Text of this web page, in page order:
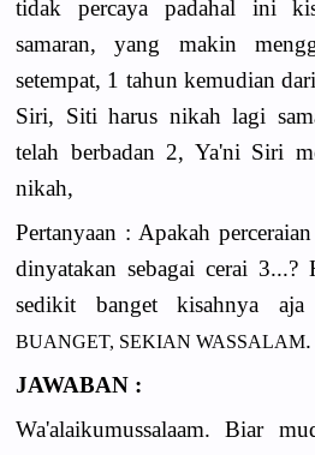
tidak percaya padahal ini
samaran, yang makin
setempat, 1 tahun kemudian
Siri, Siti harus nikah lagi
telah berbadan 2, Ya'ni Siri
nikah,
Pertanyaan : Apakah
dinyatakan sebagai cerai 3...?
sedikit banget kisahnya
BUANGET, SEKIAN WASSALAM
JAWABAN :
Wa'alaikumussalaam. Biar